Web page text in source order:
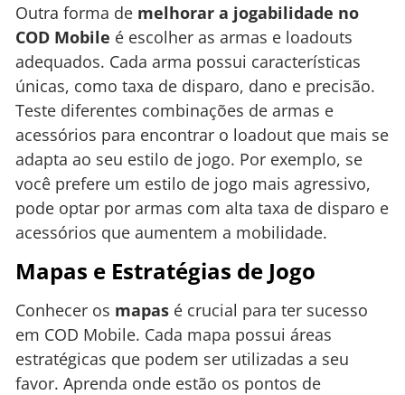
Outra forma de melhorar a jogabilidade no
COD Mobile é escolher as armas e loadouts
adequados. Cada arma possui características
únicas, como taxa de disparo, dano e precisão.
Teste diferentes combinações de armas e
acessórios para encontrar o loadout que mais se
adapta ao seu estilo de jogo. Por exemplo, se
você prefere um estilo de jogo mais agressivo,
pode optar por armas com alta taxa de disparo e
acessórios que aumentem a mobilidade.
Mapas e Estratégias de Jogo
Conhecer os mapas é crucial para ter sucesso
em COD Mobile. Cada mapa possui áreas
estratégicas que podem ser utilizadas a seu
favor. Aprenda onde estão os pontos de